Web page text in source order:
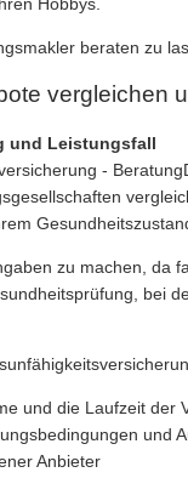
beraten zu
vergleichen
und Leistungsfall
zu machen, da
bei
und die Laufzeit der
und
Anbieter